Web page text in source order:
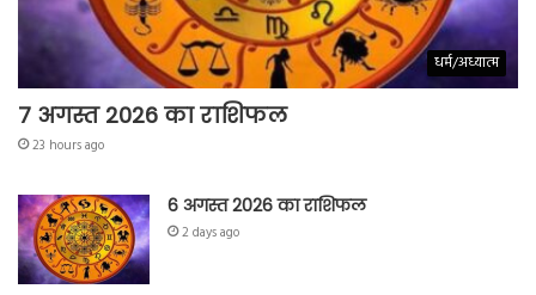
धर्म/अध्यात्म
7 अगस्त 2026 का राशिफल
23 hours ago
6 अगस्त 2026 का राशिफल
2 days ago